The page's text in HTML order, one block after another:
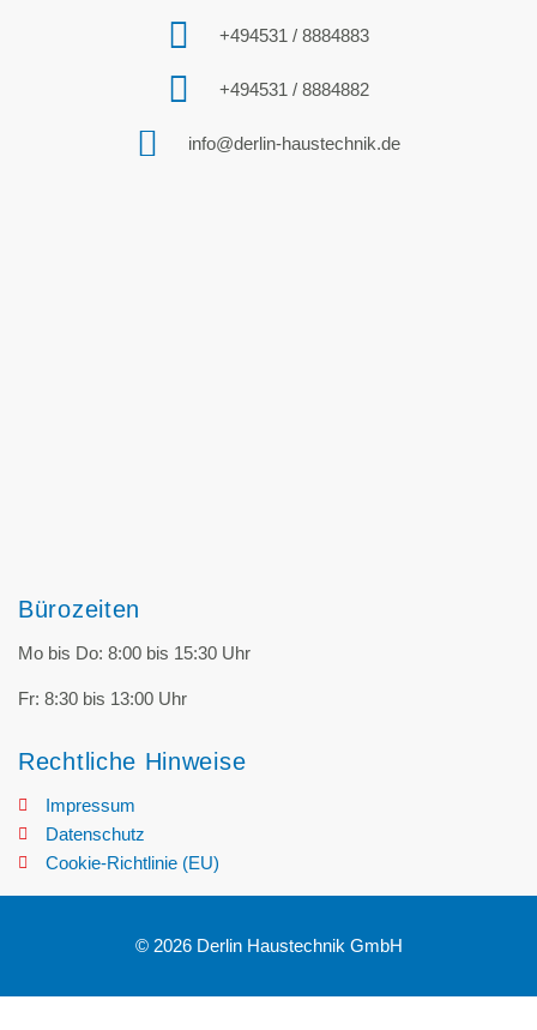
+494531 / 8884883
+494531 / 8884882
info@derlin-haustechnik.de
Bürozeiten
Mo bis Do: 8:00 bis 15:30 Uhr
Fr: 8:30 bis 13:00 Uhr
Rechtliche Hinweise
Impressum
Datenschutz
Cookie-Richtlinie (EU)
© 2026 Derlin Haustechnik GmbH